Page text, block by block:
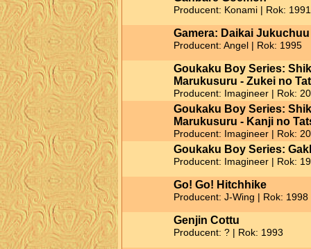
Producent: Konami | Rok: 1991
Gamera: Daikai
Producent: Angel | Rok: 1995
Goukaku Boy Series:
Marukusuru - Zukei no
Producent: Imagineer | Rok:
Goukaku Boy Series:
Marukusuru - Kanji no
Producent: Imagineer | Rok:
Goukaku Boy Series:
Producent: Imagineer | Rok:
Go! Go! Hitchhike
Producent: J-Wing | Rok: 1998
Genjin Cottu
Producent: ? | Rok: 1993